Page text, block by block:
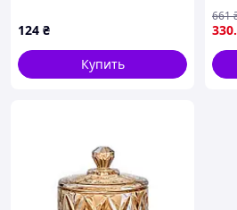
124 ₴
Купить
330
661